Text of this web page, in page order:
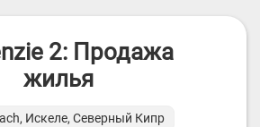
2: Продажа
жилья
Искеле, Северный Кипр